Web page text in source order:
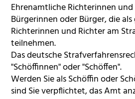
Ehrenamtliche Richterinnen
Bürgerinnen oder Bürger, die
Richterinnen und Richter am
teilnehmen.
Das deutsche
"Schöffinnen" oder "Schöffen".
Werden Sie als Schöffin oder
sind Sie verpflichtet, das Amt